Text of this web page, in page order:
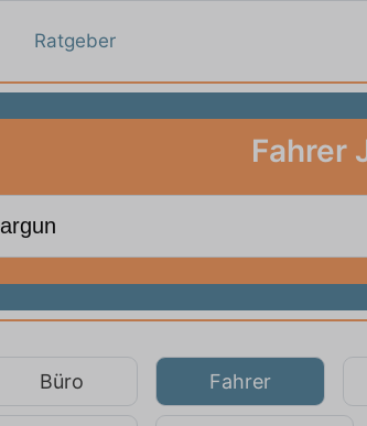
Ratgeber
Fahrer
Büro Fahrer